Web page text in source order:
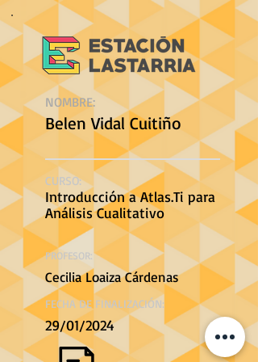
NOMBRE:
Belen Vidal Cuitiño
CURSO:
Introducción a Atlas.Ti para
Análisis Cualitativo
PROFESOR:
Cecilia Loaiza Cárdenas
FECHA DE FINALIZACIÓN:
29/01/2024